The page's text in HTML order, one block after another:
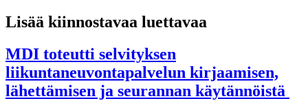
Lisää kiinnostavaa luettavaa
MDI toteutti selvityksen
liikuntaneuvontapalvelun kirjaamisen,
lähettämisen ja seurannan käytännöistä